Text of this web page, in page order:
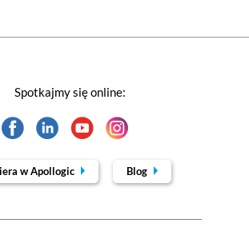
Spotkajmy się online:
w Apollogic Blog